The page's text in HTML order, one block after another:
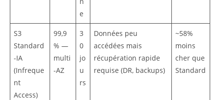
e
S3
Standard
-IA
(Infreque
nt
Access)
99,9
% —
multi
-AZ
3
0
jo
u
rs
Données peu
accédées mais
récupération rapide
requise (DR, backups)
~58%
moins
cher que
Standard